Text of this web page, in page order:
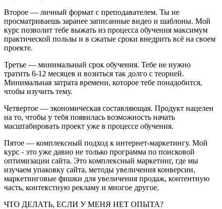
Второе — личный формат с преподавателем. Ты не
просматриваешь заранее записанные видео и шаблоны. Мой
курс позволит тебе выжать из процесса обучения максимум
практической пользы и в сжатые сроки внедрить всё на своем
проекте.
Третье — минимальный срок обучения. Тебе не нужно
тратить 6-12 месяцев и возиться так долго с теорией.
Минимальная затрата времени, которое тебе понадобится,
чтобы изучить тему.
Четвертое — экономическая составляющая. Продукт нацелен
на то, чтобы у тебя появилась возможность начать
масштабировать проект уже в процессе обучения.
Пятое — комплексный подход к интернет-маркетингу. Мой
курс - это уже давно не только программа по поисковой
оптимизации сайта. Это комплексный маркетинг, где мы
изучаем упаковку сайта, методы увеличения конверсии,
маркетинговые фишки для увеличения продаж, контентную
часть, контекстную рекламу и многое другое.
ЧТО ДЕЛАТЬ, ЕСЛИ У МЕНЯ НЕТ ОПЫТА?